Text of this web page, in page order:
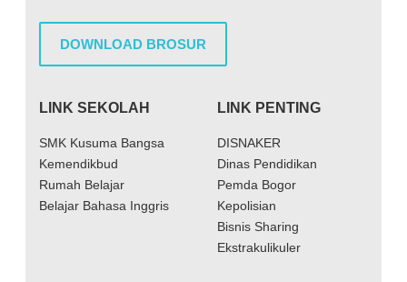
DOWNLOAD BROSUR
LINK SEKOLAH
SMK Kusuma Bangsa
Kemendikbud
Rumah Belajar
Belajar Bahasa Inggris
LINK PENTING
DISNAKER
Dinas Pendidikan
Pemda Bogor
Kepolisian
Bisnis Sharing
Ekstrakulikuler